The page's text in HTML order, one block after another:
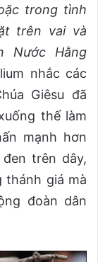
trong tình
trên vai và
Nước Hằng
nhắc các
Giêsu đã
thế làm
mạnh hơn
trên dây,
thánh giá mà
đoàn dân